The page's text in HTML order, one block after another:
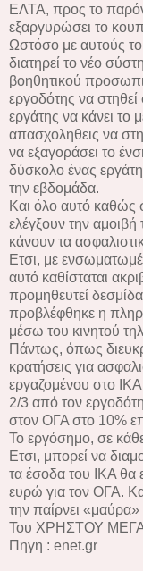
ΕΛΤΑ, προς το
εξαργυρώσει το
Ωστόσο με αυτούς
διατηρεί το νέο
βοηθητικού
εργοδότης να
εργάτης να κάνει το
απασχοληθεις να
να εξαγοράσει το
δύσκολο ένας
την εβδομάδα.
Και όλο αυτό καθώς
ελέγξουν την αμοιβή
κάνουν τα
Ετσι, με
αυτό καθίσταται
προμηθευτεί
προβλέφθηκε η
μέσω του κινητού
Πάντως, όπως
κρατήσεις για
εργαζομένου στο ΙΚΑ
2/3 από τον
στον ΟΓΑ στο 10%
Το εργόσημο, σε
Ετσι, μπορεί να
τα έσοδα του ΙΚΑ θα
ευρώ για τον ΟΓΑ.
την παίρνει
Του ΧΡΗΣΤΟΥ
Πηγη : enet.gr